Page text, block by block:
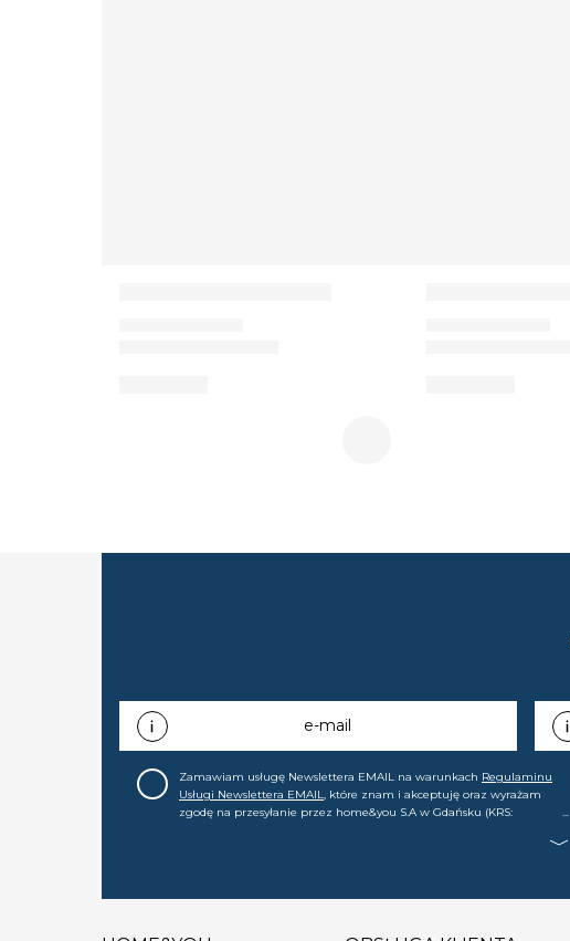
e-mail
Zamawiam usługę Newslettera EMAIL na warunkach Regulaminu
Usługi Newslettera EMAIL, które znam i akceptuję oraz wyrażam
zgodę na przesyłanie przez home&you S.A w Gdańsku (KRS:
nowościach, ofertach, promocjach, wyprzedażach). Wiem, że mogę tę